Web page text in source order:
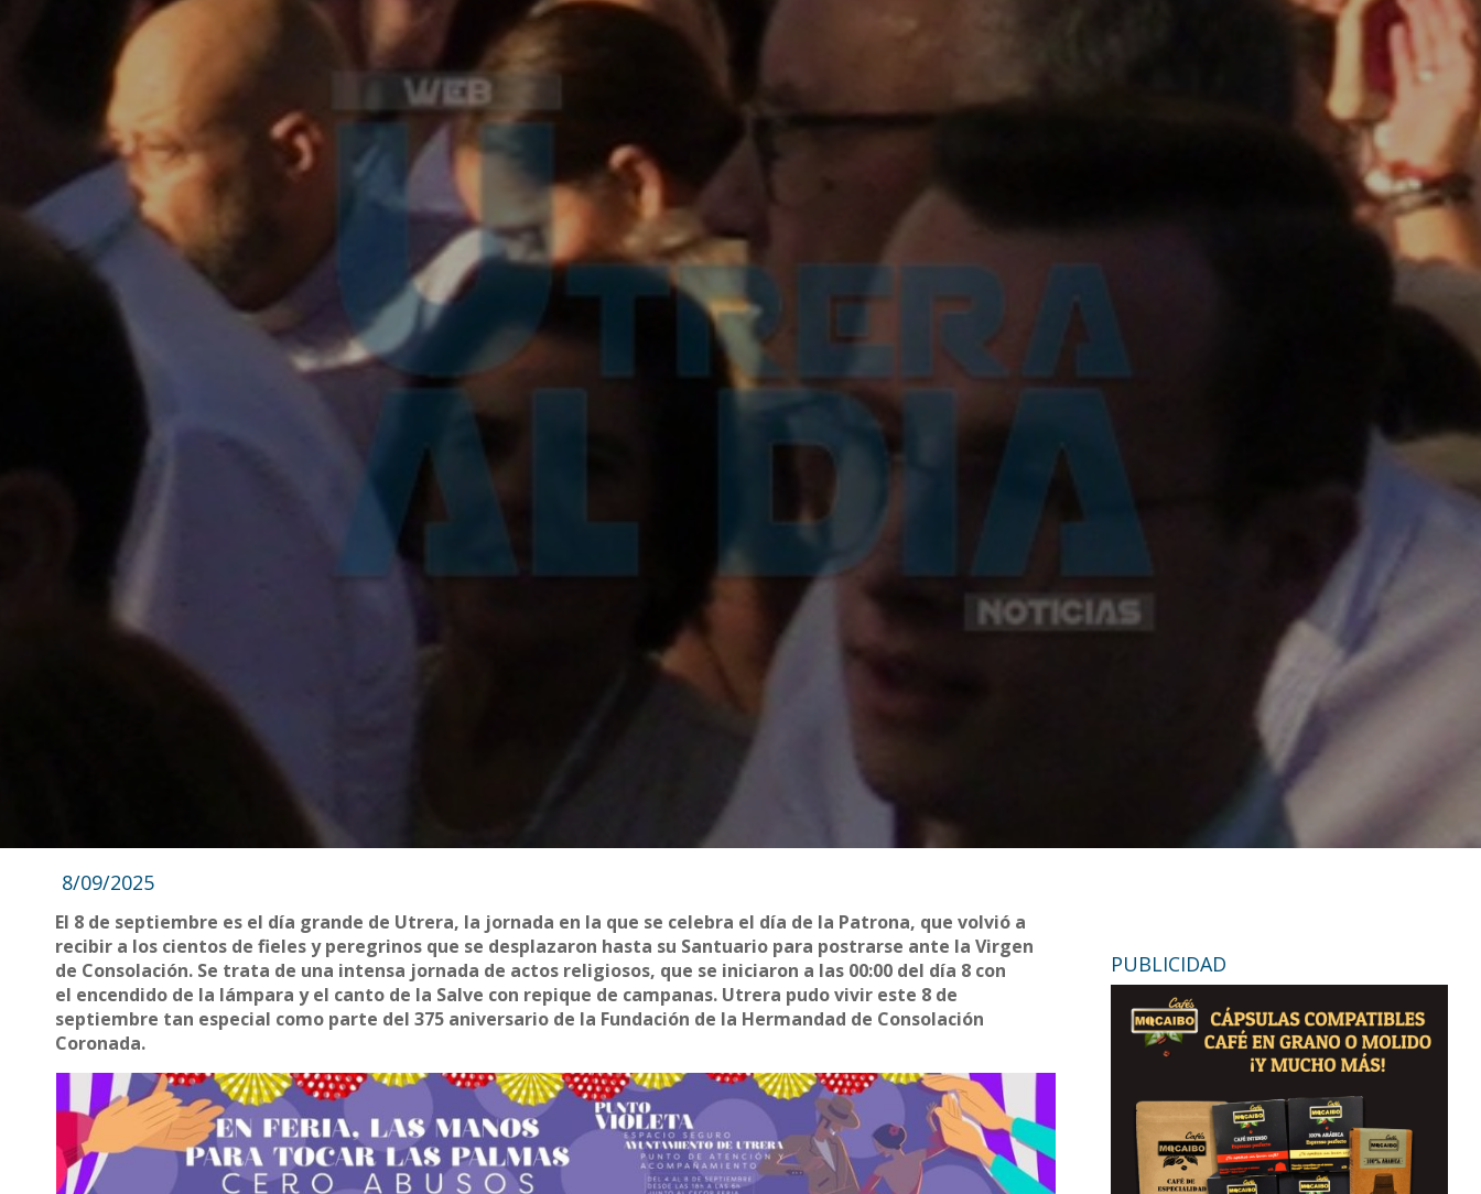
8/09/2025
El 8 de septiembre es el día grande de Utrera, la jornada en la que se celebra el día de la Patrona, que volvió a
recibir a los cientos de fieles y peregrinos que se desplazaron hasta su Santuario para postrarse ante la Virgen
de Consolación. Se trata de una intensa jornada de actos religiosos, que se iniciaron a las 00:00 del día 8 con
el encendido de la lámpara y el canto de la Salve con repique de campanas. Utrera pudo vivir este 8 de
septiembre tan especial como parte del 375 aniversario de la Fundación de la Hermandad de Consolación
Coronada.
PUBLICIDAD